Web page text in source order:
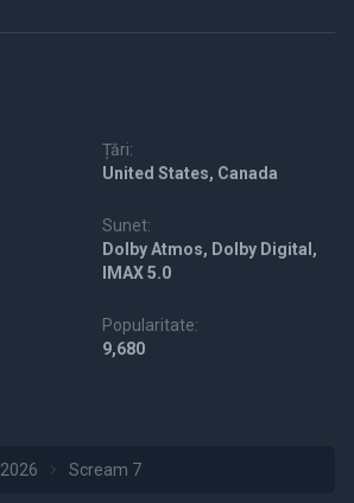
Țări:
United States, Canada
Sunet:
Dolby Atmos, Dolby Digital,
IMAX 5.0
Popularitate:
9,680
2026 Scream 7